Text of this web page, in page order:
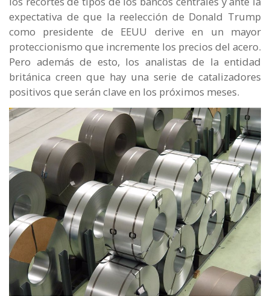
expectativa de que la reelección de Donald Trump
como presidente de EEUU derive en un mayor
proteccionismo que incremente los precios del acero.
Pero además de esto, los analistas de la entidad
británica creen que hay una serie de catalizadores
positivos que serán clave en los próximos meses.